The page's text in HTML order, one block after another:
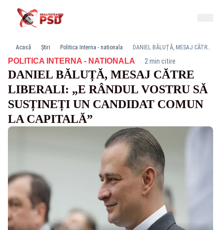
Acasă Știri Politica Interna - nationala DANIEL BĂLUȚĂ, MESAJ CĂTRE LIBERALI: „E RÂNDUL VOSTRU SĂ SUSȚINEȚI UN CANDIDAT COMUN LA CAPITALĂ”
POLITICA INTERNA - NATIONALA· 2 min citire
DANIEL BĂLUȚĂ, MESAJ CĂTRE
LIBERALI: „E RÂNDUL VOSTRU SĂ
SUSȚINEȚI UN CANDIDAT COMUN
LA CAPITALĂ”